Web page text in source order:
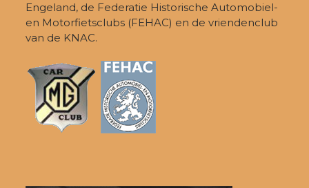
Engeland, de Federatie Historische Automobiel-
en Motorfietsclubs (FEHAC) en de vriendenclub
van de KNAC.